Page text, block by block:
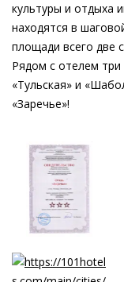
культуры и отдыха
находятся в
площади всего две
Рядом с отелем три
«Тульская» и
«Заречье»!